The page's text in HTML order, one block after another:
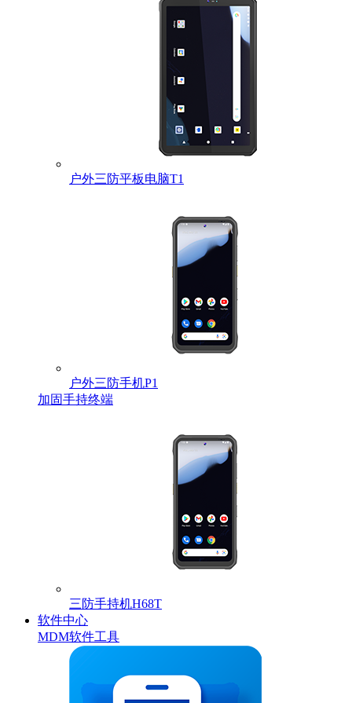
户外三防平板电脑T1
户外三防手机P1
加固手持终端
三防手持机H68T
软件中心
MDM软件工具